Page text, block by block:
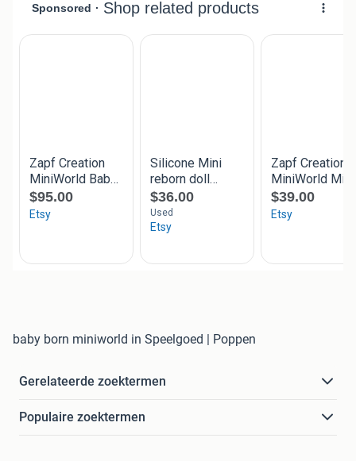
baby born miniworld in Speelgoed | Poppen
Gerelateerde zoektermen
Populaire zoektermen